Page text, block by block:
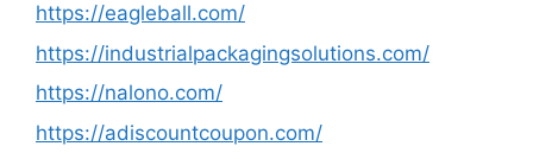
https://eagleball.com/
https://industrialpackagingsolutions.com/
https://nalono.com/
https://adiscountcoupon.com/